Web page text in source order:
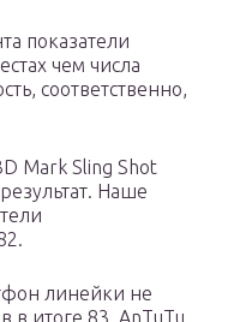
показатели
чем числа
соответственно,
Mark Sling Shot
Наше
линейки не
в итоге 83. AnTuTu